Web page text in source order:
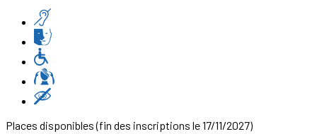
Places disponibles(fin des inscriptions le 17/11/2027)